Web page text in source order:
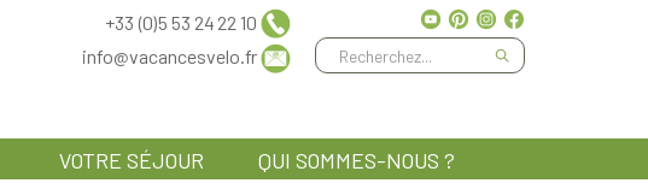
+33 (0)5 53 24 22 10
info@vacancesvelo.fr
VOTRE SÉJOUR QUI SOMMES-NOUS ?